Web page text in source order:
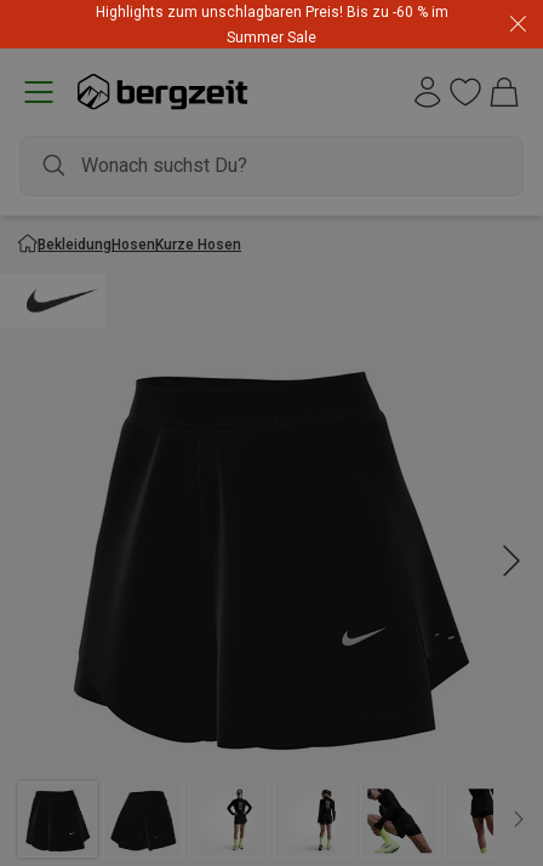
Highlights zum unschlagbaren Preis! Bis zu -60 % im
Summer Sale
BekleidungHosenKurze Hosen